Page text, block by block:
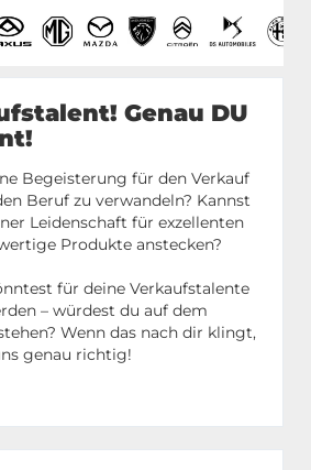
Genau DU
Begeisterung für den Verkauf
Beruf zu verwandeln? Kannst
Leidenschaft für exzellenten
Produkte anstecken?
für deine Verkaufstalente
– würdest du auf dem
Wenn das nach dir klingt,
genau richtig!